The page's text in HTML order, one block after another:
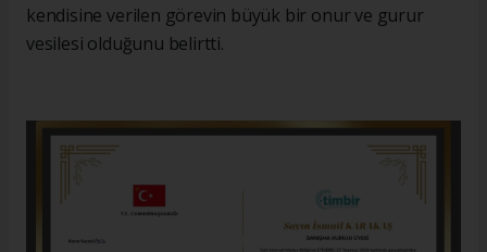
kendisine verilen görevin büyük bir onur ve gurur
vesilesi olduğunu belirtti.